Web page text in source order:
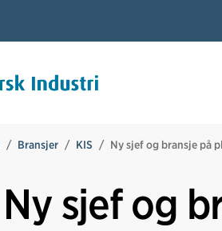
Bransjer KIS Ny sjef og bransje på
Ny sjef og